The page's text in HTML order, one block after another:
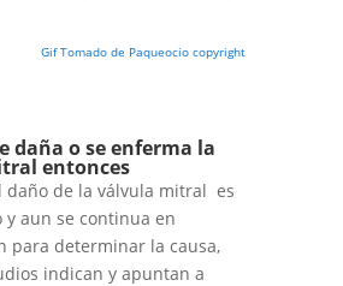
Gif Tomado de Paqueocio copyright
daña o se enferma la
entonces
daño de la válvula mitral es
y aun se continua en
para determinar la causa,
indican y apuntan a